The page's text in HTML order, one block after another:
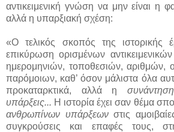
αντικειμενική γνώση να μην είναι η
αλλά η υπαρξιακή σχέση:
«Ο τελικός σκοπός της ιστορικής
επικύρωση ορισμένων
ημερομηνιών, τοποθεσιών, αριθμών,
παρόμοιων, καθ’ όσον μάλιστα όλα
προκαταρκτικά, αλλά η
υπάρξεις... Η ιστορία έχει σαν θέμα
ανθρωπίνων υπάρξεωνστις
συγκρούσεις και επαφές τους,